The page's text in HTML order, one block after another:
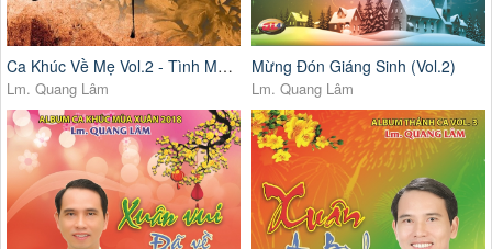
Ca Khúc Về Mẹ Vol.2 - Tình Mẹ Bao Dung
Lm. Quang Lâm
Mừng Đón Giáng Sinh (Vol.2)
Lm. Quang Lâm